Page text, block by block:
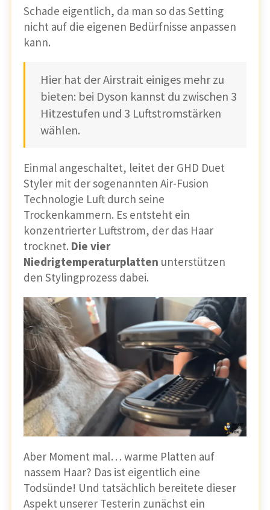
Schade eigentlich, da man so das Setting
nicht auf die eigenen Bedürfnisse anpassen
kann.
Hier hat der Airstrait einiges mehr zu
bieten: bei Dyson kannst du zwischen 3
Hitzestufen und 3 Luftstromstärken
wählen.
Einmal angeschaltet, leitet der GHD Duet
Styler mit der sogenannten Air-Fusion
Technologie Luft durch seine
Trockenkammern. Es entsteht ein
konzentrierter Luftstrom, der das Haar
trocknet. Die vier
Niedrigtemperaturplatten unterstützen
den Stylingprozess dabei.
Aber Moment mal… warme Platten auf
nassem Haar? Das ist eigentlich eine
Todsünde! Und tatsächlich bereitete dieser
Aspekt unserer Testerin zunächst ein